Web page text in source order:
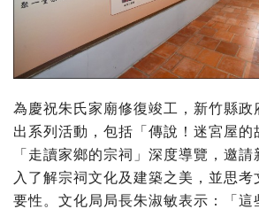
為慶祝朱氏家廟修復竣工，新竹縣政
出系列活動，包括「傳說！迷宮屋的
「走讀家鄉的宗祠」深度導覽，邀
入了解宗祠文化及建築之美，並思
要性。文化局局長朱淑敏表示：「這